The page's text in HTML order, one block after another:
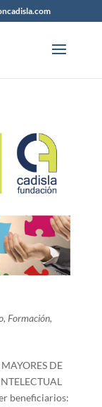
, Formación,
DE
beneficiarios: